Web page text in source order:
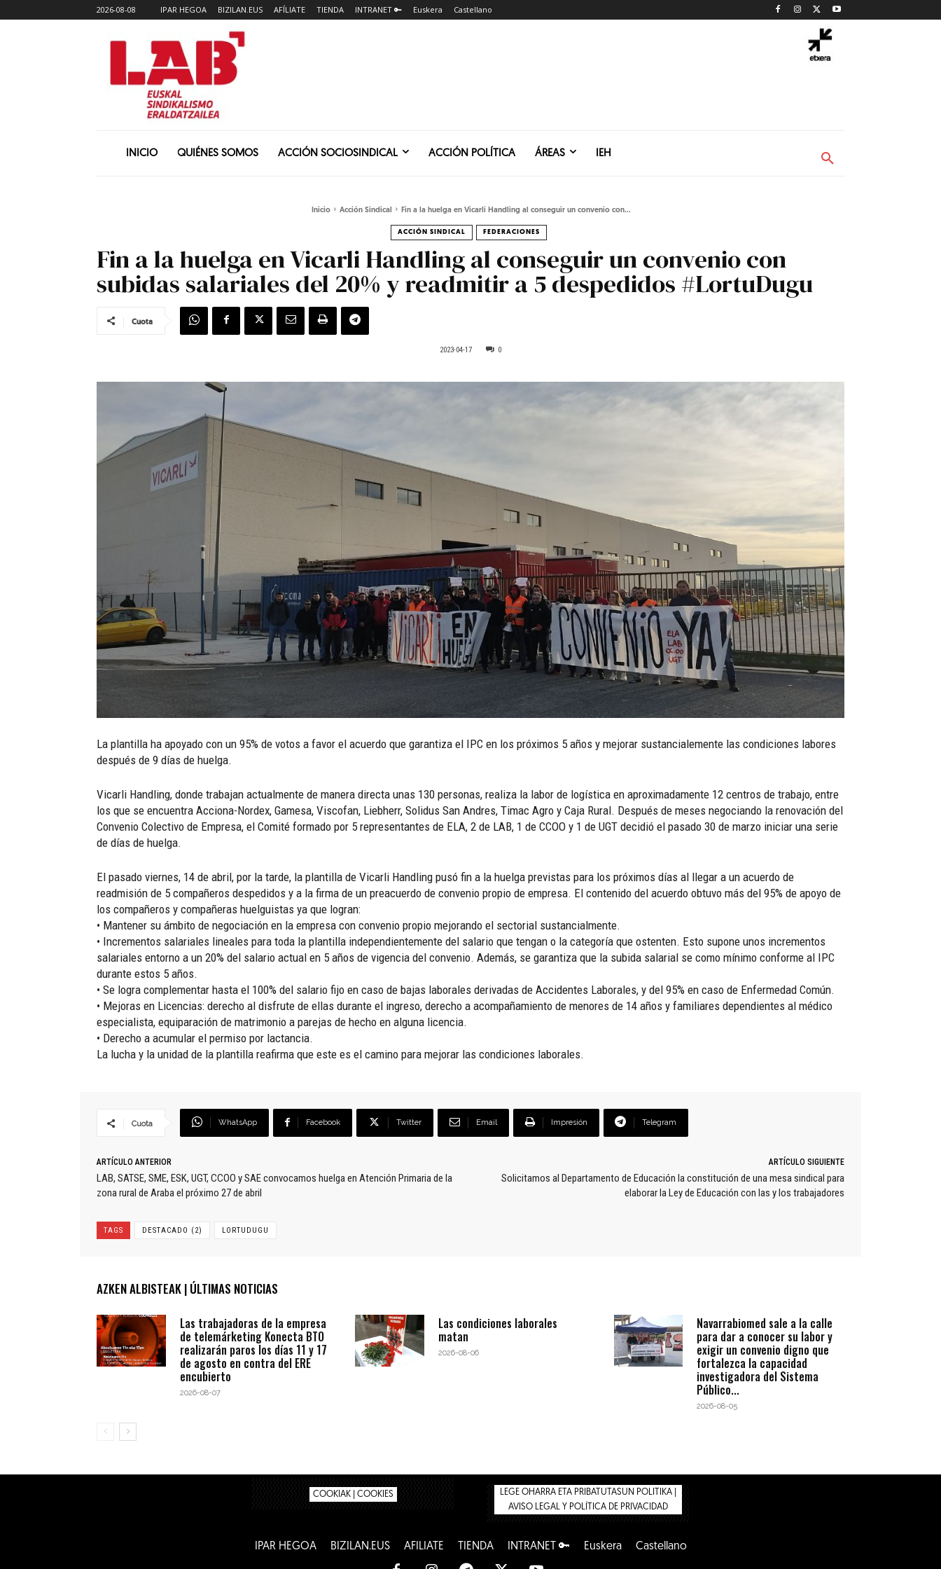
2026-08-08 IPAR HEGOA BIZILAN.EUS AFÍLIATE TIENDA INTRANET 🔑 Euskera Castellano
INICIO QUIÉNES SOMOS ACCIÓN SOCIOSINDICAL ACCIÓN POLÍTICA ÁREAS IEH
Inicio Acción Sindical Fin a la huelga en Vicarli Handling al conseguir un convenio con...
ACCIÓN SINDICAL FEDERACIONES
Fin a la huelga en Vicarli Handling al conseguir un convenio con
subidas salariales del 20% y readmitir a 5 despedidos #LortuDugu
Cuota
2023-04-17 0
La plantilla ha apoyado con un 95% de votos a favor el acuerdo que garantiza el IPC en los próximos 5 años y mejorar sustancialemente las condiciones labores
después de 9 días de huelga.
Vicarli Handling, donde trabajan actualmente de manera directa unas 130 personas, realiza la labor de logística en aproximadamente 12 centros de trabajo, entre
los que se encuentra Acciona-Nordex, Gamesa, Viscofan, Liebherr, Solidus San Andres, Timac Agro y Caja Rural. Después de meses negociando la renovación del
Convenio Colectivo de Empresa, el Comité formado por 5 representantes de ELA, 2 de LAB, 1 de CCOO y 1 de UGT decidió el pasado 30 de marzo iniciar una serie
de días de huelga.
El pasado viernes, 14 de abril, por la tarde, la plantilla de Vicarli Handling pusó fin a la huelga previstas para los próximos días al llegar a un acuerdo de
readmisión de 5 compañeros despedidos y a la firma de un preacuerdo de convenio propio de empresa. El contenido del acuerdo obtuvo más del 95% de apoyo de
los compañeros y compañeras huelguistas ya que logran:
• Mantener su ámbito de negociación en la empresa con convenio propio mejorando el sectorial sustancialmente.
• Incrementos salariales lineales para toda la plantilla independientemente del salario que tengan o la categoría que ostenten. Esto supone unos incrementos
salariales entorno a un 20% del salario actual en 5 años de vigencia del convenio. Además, se garantiza que la subida salarial se como mínimo conforme al IPC
durante estos 5 años.
• Se logra complementar hasta el 100% del salario fijo en caso de bajas laborales derivadas de Accidentes Laborales, y del 95% en caso de Enfermedad Común.
• Mejoras en Licencias: derecho al disfrute de ellas durante el ingreso, derecho a acompañamiento de menores de 14 años y familiares dependientes al médico
especialista, equiparación de matrimonio a parejas de hecho en alguna licencia.
• Derecho a acumular el permiso por lactancia.
La lucha y la unidad de la plantilla reafirma que este es el camino para mejorar las condiciones laborales.
Cuota WhatsApp Facebook Twitter Email Impresión Telegram
ARTÍCULO ANTERIOR
LAB, SATSE, SME, ESK, UGT, CCOO y SAE convocamos huelga en Atención Primaria de la
zona rural de Araba el próximo 27 de abril
ARTÍCULO SIGUIENTE
Solicitamos al Departamento de Educación la constitución de una mesa sindical para
elaborar la Ley de Educación con las y los trabajadores
TAGS DESTACADO (2) LORTUDUGU
AZKEN ALBISTEAK | ÚLTIMAS NOTICIAS
Las trabajadoras de la empresa
de telemárketing Konecta BTO
realizarán paros los días 11 y 17
de agosto en contra del ERE
encubierto
2026-08-07
Las condiciones laborales
matan
2026-08-06
Navarrabiomed sale a la calle
para dar a conocer su labor y
exigir un convenio digno que
fortalezca la capacidad
investigadora del Sistema
Público...
2026-08-05
COOKIAK | COOKIES
LEGE OHARRA ETA PRIBATUTASUN POLITIKA |
AVISO LEGAL Y POLÍTICA DE PRIVACIDAD
IPAR HEGOA BIZILAN.EUS AFÍLIATE TIENDA INTRANET 🔑 Euskera Castellano